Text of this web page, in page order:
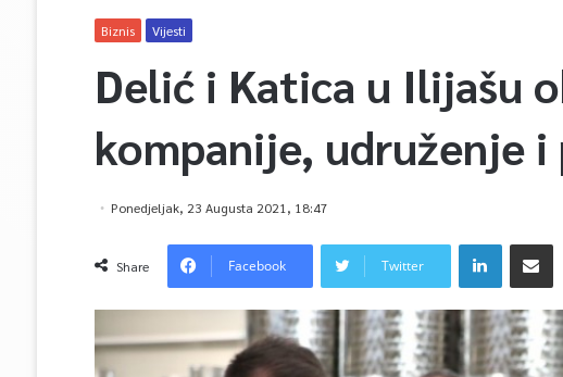
Biznis Vijesti
Delić i Katica u Ilijašu
kompanije, udruženje
Ponedjeljak, 23 Augusta 2021, 18:47
Share Facebook Twitter